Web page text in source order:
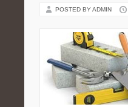
POSTED BY ADMIN